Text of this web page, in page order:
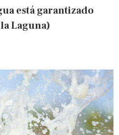
está garantizado
Laguna)